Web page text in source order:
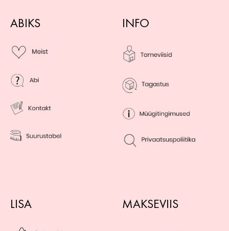
ABIKS INFO
LISA MAKSEVIIS